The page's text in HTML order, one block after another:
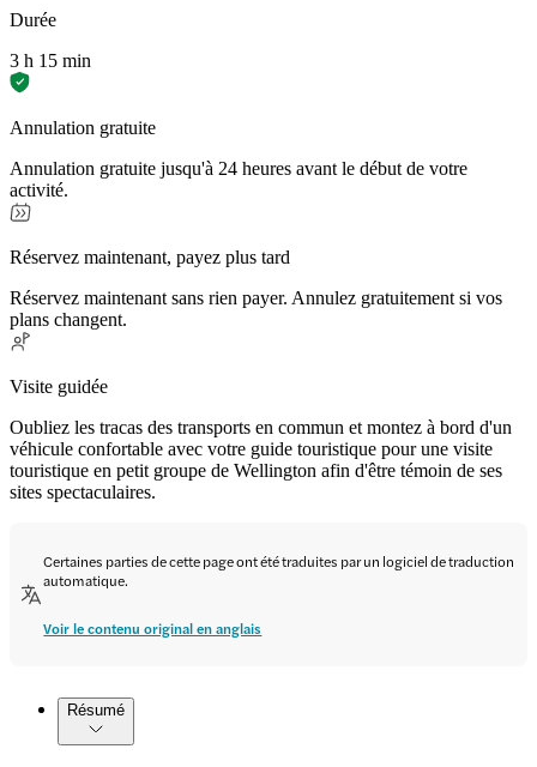
Durée
3 h 15 min
Annulation gratuite
Annulation gratuite jusqu'à 24 heures avant le début de votre
activité.
Réservez maintenant, payez plus tard
Réservez maintenant sans rien payer. Annulez gratuitement si vos
plans changent.
Visite guidée
Oubliez les tracas des transports en commun et montez à bord d'un
véhicule confortable avec votre guide touristique pour une visite
touristique en petit groupe de Wellington afin d'être témoin de ses
sites spectaculaires.
Certaines parties de cette page ont été traduites par un logiciel de traduction
automatique.
Voir le contenu original en anglais
Résumé